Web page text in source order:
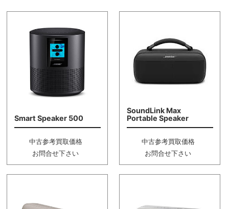
Smart Speaker 500
中古参考買取価格
お問合せ下さい
SoundLink Max
Portable Speaker
中古参考買取価格
お問合せ下さい